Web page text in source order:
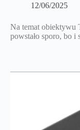
12/06/2025
Na temat obiektywu
powstało sporo, bo i